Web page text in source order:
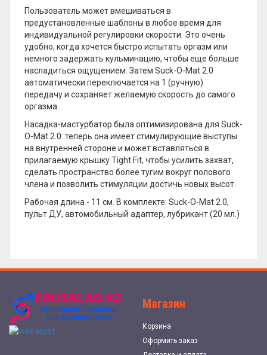
Пользователь может вмешиваться в
предустановленные шаблоны в любое время для
индивидуальной регулировки скорости. Это очень
удобно, когда хочется быстро испытать оргазм или
немного задержать кульминацию, чтобы еще больше
насладиться ощущением. Затем Suck-O-Mat 2.0
автоматически переключается на 1 (ручную)
передачу и сохраняет желаемую скорость до самого
оргазма.
Насадка-мастурбатор была оптимизирована для Suck-
O-Mat 2.0: теперь она имеет стимулирующие выступы
на внутренней стороне и может вставляться в
прилагаемую крышку Tight Fit, чтобы усилить захват,
сделать пространство более тугим вокруг полового
члена и позволить стимуляции достичь новых высот.
Рабочая длина - 11 см. В комплекте: Suck-O-Mat 2.0,
пульт ДУ, автомобильный адаптер, лубрикант (20 мл.)
Магазин
Корзина
Оформить заказ